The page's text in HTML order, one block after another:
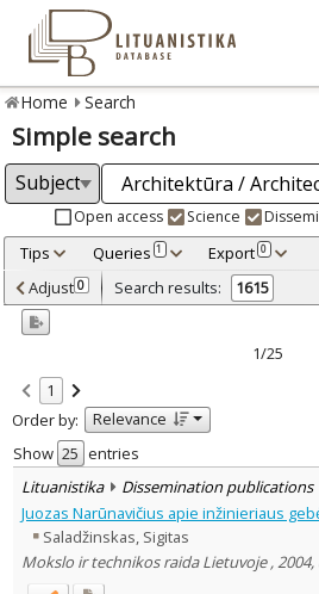
Home Search
Simple search
Open access Science
Tips Queries 1 Export 0
Adjusted by criteria 0
Year
Refine
Open access
Scientific publications 1466
Dissemination publications
149
Document Type:
Books & books parts 701
Journal articles 878
Dissertations 36
Subject area
Adjust 0 Search results: 1615
1/25
1
Order by:
Relevance
Show
entries
Lituanistika
Dissemination publications
Juozas Narūnavičius apie inžinieriaus
Saladžinskas, Sigitas
Mokslo ir technikos raida Lietuvoje , 2004,